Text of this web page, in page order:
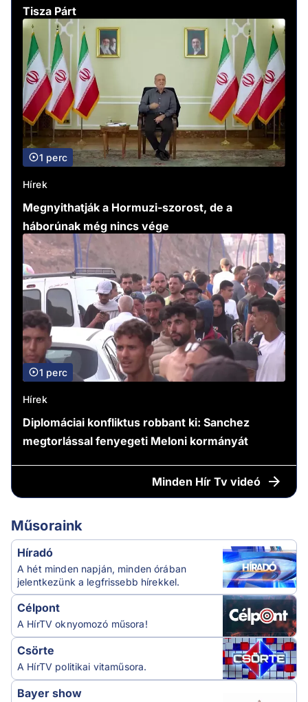
Tisza Párt
1 perc
Hírek
Megnyithatják a Hormuzi-szorost, de a
háborúnak még nincs vége
1 perc
Hírek
Diplomáciai konfliktus robbant ki: Sanchez
megtorlással fenyegeti Meloni kormányát
Minden Hír Tv videó
Műsoraink
Híradó
A hét minden napján, minden órában
jelentkezünk a legfrissebb hírekkel.
Célpont
A HírTV oknyomozó műsora!
Csörte
A HírTV politikai vitaműsora.
Bayer show